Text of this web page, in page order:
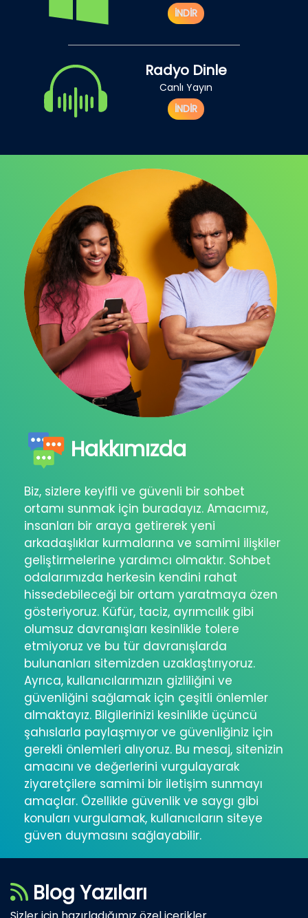
İNDİR
Radyo Dinle
Canlı Yayın
İNDİR
Hakkımızda
Biz, sizlere keyifli ve güvenli bir sohbet
ortamı sunmak için buradayız. Amacımız,
insanları bir araya getirerek yeni
arkadaşlıklar kurmalarına ve samimi ilişkiler
geliştirmelerine yardımcı olmaktır. Sohbet
odalarımızda herkesin kendini rahat
hissedebileceği bir ortam yaratmaya özen
gösteriyoruz. Küfür, taciz, ayrımcılık gibi
olumsuz davranışları kesinlikle tolere
etmiyoruz ve bu tür davranışlarda
bulunanları sitemizden uzaklaştırıyoruz.
Ayrıca, kullanıcılarımızın gizliliğini ve
güvenliğini sağlamak için çeşitli önlemler
almaktayız. Bilgilerinizi kesinlikle üçüncü
şahıslarla paylaşmıyor ve güvenliğiniz için
gerekli önlemleri alıyoruz. Bu mesaj, sitenizin
amacını ve değerlerini vurgulayarak
ziyaretçilere samimi bir iletişim sunmayı
amaçlar. Özellikle güvenlik ve saygı gibi
konuları vurgulamak, kullanıcıların siteye
güven duymasını sağlayabilir.
Blog Yazıları